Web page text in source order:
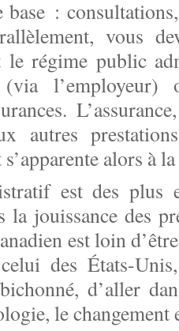
base :
vous
le régime public
autres
alors à
est des plus
la jouissance des
est loin
des États-
d’aller
le changement